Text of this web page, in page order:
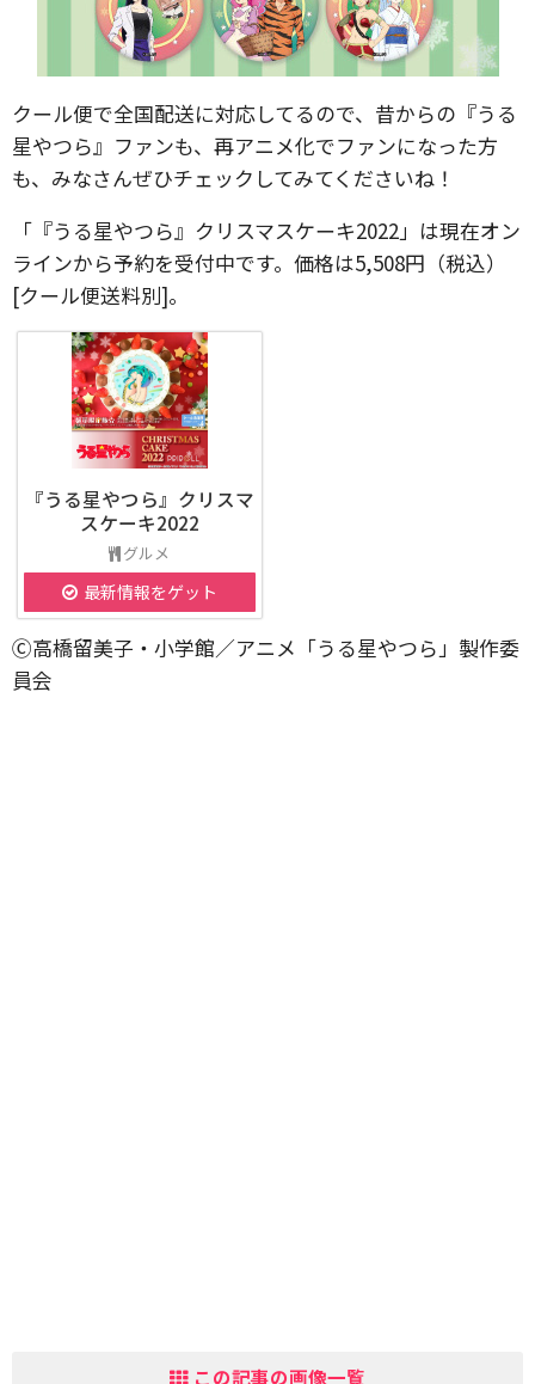
クール便で全国配送に対応してるので、昔からの『うる
星やつら』ファンも、再アニメ化でファンになった方
も、みなさんぜひチェックしてみてくださいね！
「『うる星やつら』クリスマスケーキ2022」は現在オン
ラインから予約を受付中です。価格は5,508円（税込）
[クール便送料別]。
『うる星やつら』クリスマ
スケーキ2022
グルメ
最新情報をゲット
Ⓒ高橋留美子・小学館／アニメ「うる星やつら」製作委
員会
この記事の画像一覧